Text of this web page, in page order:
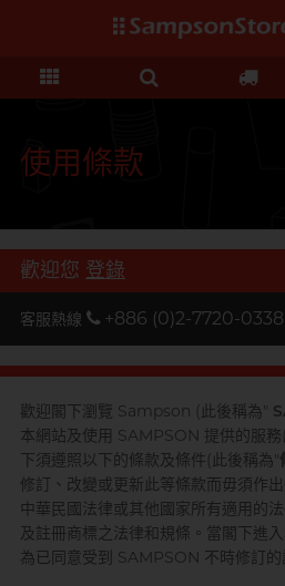
保險套
功能
顆粒螺紋
時間加長
加潤芳香
指險套
我想要
浪漫時光
持久快感
潤滑液
功能
水性潤滑
厚重黏滑
輕爽潤滑
我想要
按摩體驗
提昇前戲體驗
後庭潤滑
敏感肌膚
玩具潤滑
興奮刺激
情趣玩具
美女
進階體驗
震動刺激
C 點按摩
玩具潤滑及清潔
野獸
多次使用
單次使用
電動玩具
個人護理
基本護理
運動護理
機能強化
增進關係
Olivia 奧莉維亞
Smile Makers
SPECTRE
禮品及優惠
優惠
量販組合
禮品
特別版
聯乘系列
品牌
Durex 杜蕾斯
O OK 岡本
PONTUS 柏德士
S Safeway 數位
Sagami 相模
史邁爾
KOL 市集
KOL 市集
香港創作歌手, 潘宇謙
身心靈諮商師, 夢妮妲
使用條款
歡迎您 登錄
客服熱線 +886 (0)2-7720-0338
歡迎閣下瀏覽 Sampson (此後稱為"
本網站及使用 SAMPSON 提供的服務
下須遵照以下的條款及條件(此後稱為"
修訂、改變或更新此等條款而毋須作
中華民國法律或其他國家所有適用的
及註冊商標之法律和規條。當閣下進
為已同意受到 SAMPSON 不時修訂的